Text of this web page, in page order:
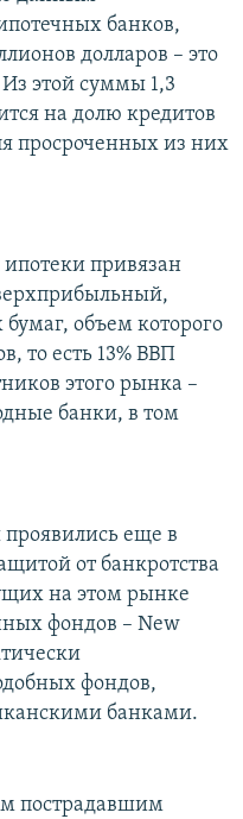
банков,
долларов – это
этой суммы 1,3
на долю кредитов
просроченных из них
привязан
объем которого
то есть 13% ВВП
этого рынка –
банки, в том
еще в
от банкротства
на этом рынке
фондов – New
фондов,
банками.
пострадавшим